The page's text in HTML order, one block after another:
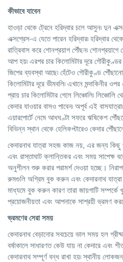
কীভাবেযাবেন
হাওড়া থেকে ট্রেনে হরিদ্বার চলে আসুন৷ দুন
এক্সপ্রেস-এ যেতে পারেন হরিদ্বার৷ হরিদ্বার
রাত্রিবাস করে শোনপ্রয়াগ পৌঁছন৷
আপ হয়৷ এরপর চার কিলোমিটার দূরে
জিপের ব্যবস্থা আছে৷ হেঁটেও গৌরীকুণ্ড
কিলোমিটার দূরে ভীমবলি৷ এখানে মন্দাকিনীর
প্রায় চার কিলোমিটার গেলে লিঞ্চোলি৷ লিঞ্চোলি
কেদার যাওয়ার বাসও পাবেন৷ অপূর্ব এই
এয়ারপোর্টে নেমে আধঘণ্টা সফরে ঋষিকেশ
বিভিন্ন স্থান থেকে হেলিকপ্টারেও কেদার
কেদারনাথ যাত্রা সহজ কাজ নয়, এর জন্য কিছু
এবং রাস্তাঘাট ক্লান্তিকর এবং সময় সাপেক্ষ
অনুশীলন শুরু করার পরামর্শ দেওয়া হচ্ছে।
রুমগুলি অগ্রিম বুক করুন এবং কেদারনাথ যাত্রা
মাধ্যমে বুক করুন কারণ তারা জায়গাটি
প্রয়োজনীয়তা এবং আপনাকে সাশ্রয়ী ভ্রমণ
ভ্রমণের সেরা সময়
কেদারনাথ বেড়ানোর সবচেয়ে ভাল সময় হল
বর্ষাকালে সাধারণত কেউ যায় না কেদারে এবং
কেদারনাথ সম্পূর্ণ বন্ধ রাখা হয়৷ স্থানীয়